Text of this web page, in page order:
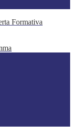
Formativa